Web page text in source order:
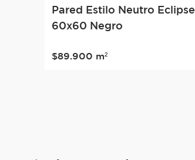
Pared Estilo Neutro Eclipse
60x60 Negro
$89.900 m²